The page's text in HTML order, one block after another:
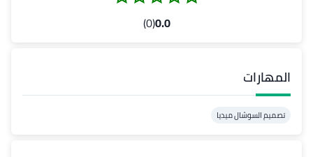
0.0
(0)
المهارات
تصميم السوشال ميديا